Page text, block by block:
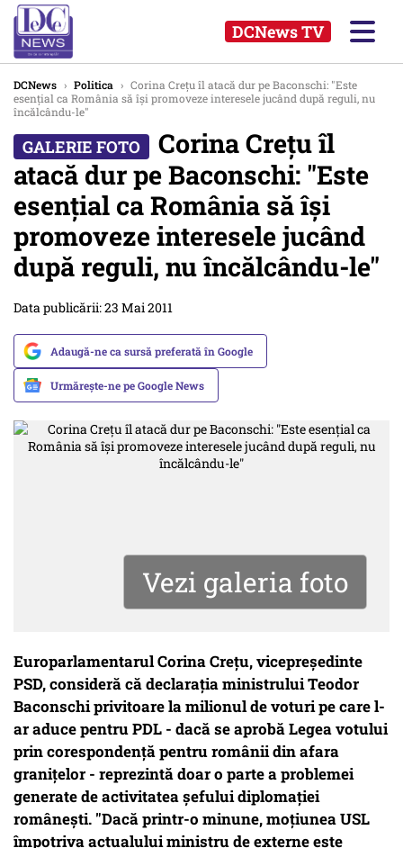
DCNews TV
DCNews › Politica › Corina Crețu îl atacă dur pe Baconschi: "Este
esențial ca România să își promoveze interesele jucând după reguli, nu
încălcându-le"
Corina Crețu îl
atacă dur pe Baconschi: "Este
esențial ca România să își
promoveze interesele jucând
după reguli, nu încălcându-le"
Data publicării: 23 Mai 2011
Adaugă-ne ca sursă preferată în Google
Urmărește-ne pe Google News
Vezi galeria foto
Europarlamentarul Corina Crețu, vicepreședinte
PSD, consideră că declarația ministrului Teodor
Baconschi privitoare la milionul de voturi pe care l-
ar aduce pentru PDL - dacă se aprobă Legea votului
prin corespondenţă pentru românii din afara
graniţelor - reprezintă doar o parte a problemei
generate de activitatea șefului diplomației
românești. "Dacă printr-o minune, moţiunea USL
împotriva actualului ministru de externe este